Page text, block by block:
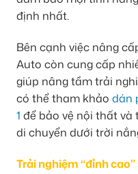
định nhất.
Bên cạnh việc nâng
Auto còn cung cấp
giúp nâng tầm trải
có thể tham khảo dán
1 để bảo vệ nội thất
di chuyển dưới trời
Trải nghiệm “đỉnh